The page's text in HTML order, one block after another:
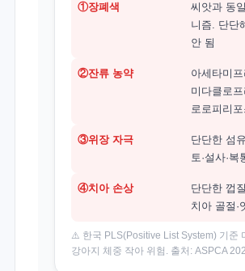
①장폐색
씨앗과 동
니즘. 단단
안 됨
②잔류 농약
아세타미프
미다클로프
로로피리
③위장 자극
단단한 섬
토·설사·복
④치아 손상
단단한 껍
치아 골절·
⚠️ 한국 PLS(Positive List System) 기준
강아지 체중 작아 위험. 출처: ASPCA